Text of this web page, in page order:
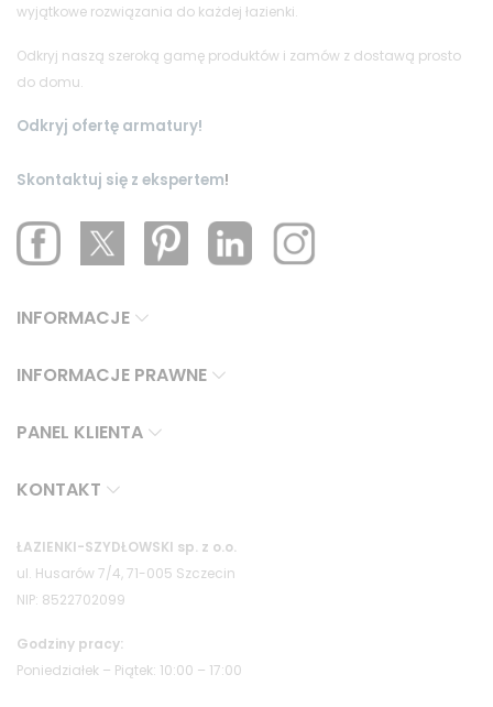
wyjątkowe rozwiązania do każdej łazienki.
Odkryj naszą szeroką gamę produktów i zamów z dostawą prosto
do domu.
Odkryj ofertę armatury!
Skontaktuj się z ekspertem!
INFORMACJE
INFORMACJE PRAWNE
PANEL KLIENTA
KONTAKT
ŁAZIENKI-SZYDŁOWSKI sp. z o.o.
ul. Husarów 7/4, 71-005 Szczecin
NIP: 8522702099
Godziny pracy:
Poniedziałek – Piątek: 10:00 – 17:00